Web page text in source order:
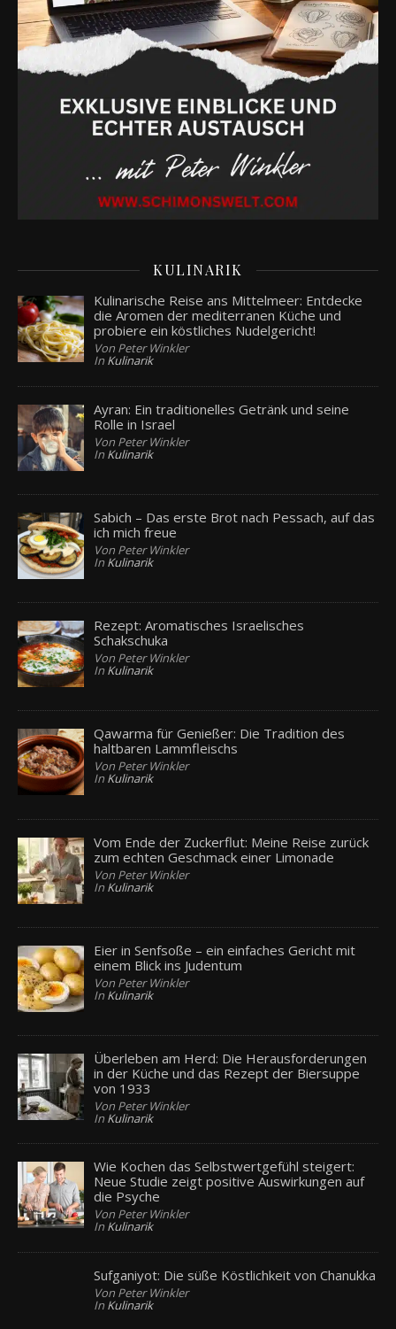
KULINARIK
Kulinarische Reise ans Mittelmeer: Entdecke
die Aromen der mediterranen Küche und
probiere ein köstliches Nudelgericht!
Von Peter Winkler
In Kulinarik
Ayran: Ein traditionelles Getränk und seine
Rolle in Israel
Von Peter Winkler
In Kulinarik
Sabich – Das erste Brot nach Pessach, auf das
ich mich freue
Von Peter Winkler
In Kulinarik
Rezept: Aromatisches Israelisches
Schakschuka
Von Peter Winkler
In Kulinarik
Qawarma für Genießer: Die Tradition des
haltbaren Lammfleischs
Von Peter Winkler
In Kulinarik
Vom Ende der Zuckerflut: Meine Reise zurück
zum echten Geschmack einer Limonade
Von Peter Winkler
In Kulinarik
Eier in Senfsoße – ein einfaches Gericht mit
einem Blick ins Judentum
Von Peter Winkler
In Kulinarik
Überleben am Herd: Die Herausforderungen
in der Küche und das Rezept der Biersuppe
von 1933
Von Peter Winkler
In Kulinarik
Wie Kochen das Selbstwertgefühl steigert:
Neue Studie zeigt positive Auswirkungen auf
die Psyche
Von Peter Winkler
In Kulinarik
Sufganiyot: Die süße Köstlichkeit von Chanukka
Von Peter Winkler
In Kulinarik